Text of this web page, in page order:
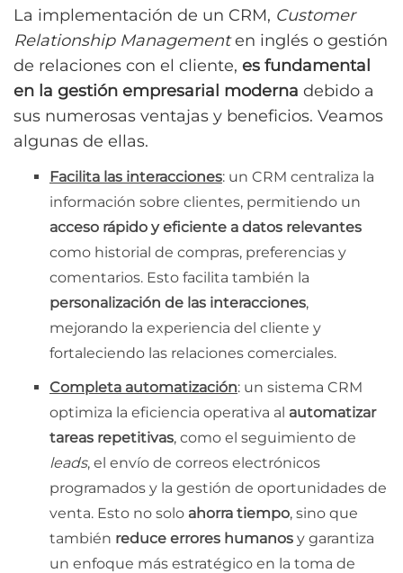
La implementación de un CRM, Customer
Relationship Managementen inglés o gestión
de relaciones con el cliente, es fundamental
en la gestión empresarial moderna debido a
sus numerosas ventajas y beneficios. Veamos
algunas de ellas.
Facilita las interacciones: un CRM centraliza la
información sobre clientes, permitiendo un
acceso rápido y eficiente a datos relevantes
como historial de compras, preferencias y
comentarios. Esto facilita también la
personalización de las interacciones,
mejorando la experiencia del cliente y
fortaleciendo las relaciones comerciales.
Completa automatización: un sistema CRM
optimiza la eficiencia operativa al automatizar
tareas repetitivas, como el seguimiento de
leads, el envío de correos electrónicos
programados y la gestión de oportunidades de
venta. Esto no solo ahorra tiempo, sino que
también reduce errores humanos y garantiza
un enfoque más estratégico en la toma de